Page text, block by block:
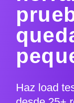
Haz load